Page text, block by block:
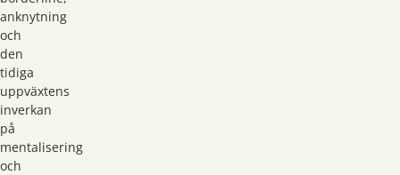
anknytning
och
den
tidiga
uppväxtens
inverkan
på
mentalisering
och